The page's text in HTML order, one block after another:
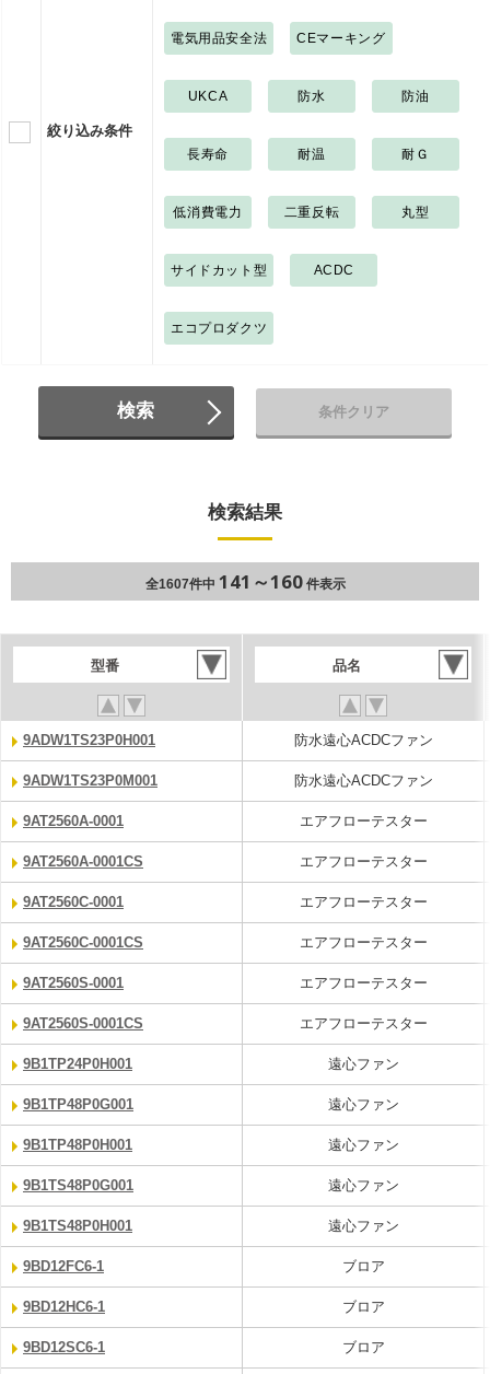
絞り込み条件
電気用品安全法 CEマーキング
UKCA 防水 防油
長寿命 耐温 耐Ｇ
低消費電力 二重反転 丸型
サイドカット型 ACDC
エコプロダクツ
検索 条件クリア
検索結果
全1607件中 141～160件表示
型番 品名
9ADW1TS23P0H001 防水遠心ACDCファン
9ADW1TS23P0M001 防水遠心ACDCファン
9AT2560A-0001 エアフローテスター
9AT2560A-0001CS エアフローテスター
9AT2560C-0001 エアフローテスター
9AT2560C-0001CS エアフローテスター
9AT2560S-0001 エアフローテスター
9AT2560S-0001CS エアフローテスター
9B1TP24P0H001 遠心ファン
9B1TP48P0G001 遠心ファン
9B1TP48P0H001 遠心ファン
9B1TS48P0G001 遠心ファン
9B1TS48P0H001 遠心ファン
9BD12FC6-1 ブロア
9BD12HC6-1 ブロア
9BD12SC6-1 ブロア